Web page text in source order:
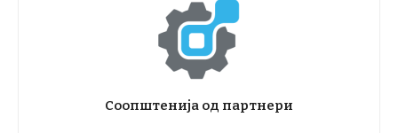
Соопштенија од партнери